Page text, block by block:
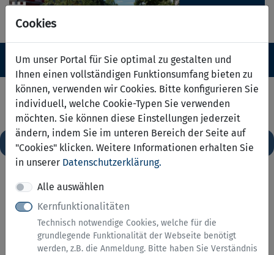
Cookies
Um unser Portal für Sie optimal zu gestalten und
Ihnen einen vollständigen Funktionsumfang bieten zu
können, verwenden wir Cookies. Bitte konfigurieren Sie
individuell, welche Cookie-Typen Sie verwenden
möchten. Sie können diese Einstellungen jederzeit
ändern, indem Sie im unteren Bereich der Seite auf
"Cookies" klicken. Weitere Informationen erhalten Sie
in unserer Datenschutzerklärung.
Alle auswählen
Kernfunktionalitäten
Technisch notwendige Cookies, welche für die
grundlegende Funktionalität der Webseite benötigt
werden, z.B. die Anmeldung. Bitte haben Sie Verständnis
Navigation ein-/ausblenden
Menü
Serviceübersicht
zurück
Services A bis Z